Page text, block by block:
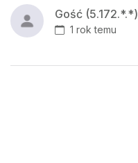
Gość (5.172.*.*)
1 rok temu